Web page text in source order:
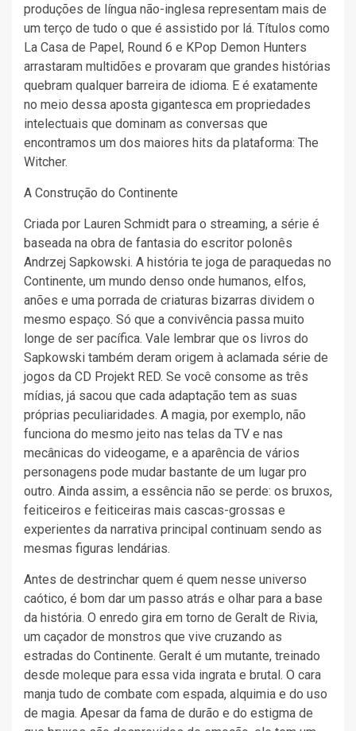
produções de língua não-inglesa representam mais de
um terço de tudo o que é assistido por lá. Títulos como
La Casa de Papel, Round 6 e KPop Demon Hunters
arrastaram multidões e provaram que grandes histórias
quebram qualquer barreira de idioma. E é exatamente
no meio dessa aposta gigantesca em propriedades
intelectuais que dominam as conversas que
encontramos um dos maiores hits da plataforma: The
Witcher.
A Construção do Continente
Criada por Lauren Schmidt para o streaming, a série é
baseada na obra de fantasia do escritor polonês
Andrzej Sapkowski. A história te joga de paraquedas no
Continente, um mundo denso onde humanos, elfos,
anões e uma porrada de criaturas bizarras dividem o
mesmo espaço. Só que a convivência passa muito
longe de ser pacífica. Vale lembrar que os livros do
Sapkowski também deram origem à aclamada série de
jogos da CD Projekt RED. Se você consome as três
mídias, já sacou que cada adaptação tem as suas
próprias peculiaridades. A magia, por exemplo, não
funciona do mesmo jeito nas telas da TV e nas
mecânicas do videogame, e a aparência de vários
personagens pode mudar bastante de um lugar pro
outro. Ainda assim, a essência não se perde: os bruxos,
feiticeiros e feiticeiras mais cascas-grossas e
experientes da narrativa principal continuam sendo as
mesmas figuras lendárias.
Antes de destrinchar quem é quem nesse universo
caótico, é bom dar um passo atrás e olhar para a base
da história. O enredo gira em torno de Geralt de Rivia,
um caçador de monstros que vive cruzando as
estradas do Continente. Geralt é um mutante, treinado
desde moleque para essa vida ingrata e brutal. O cara
manja tudo de combate com espada, alquimia e do uso
de magia. Apesar da fama de durão e do estigma de